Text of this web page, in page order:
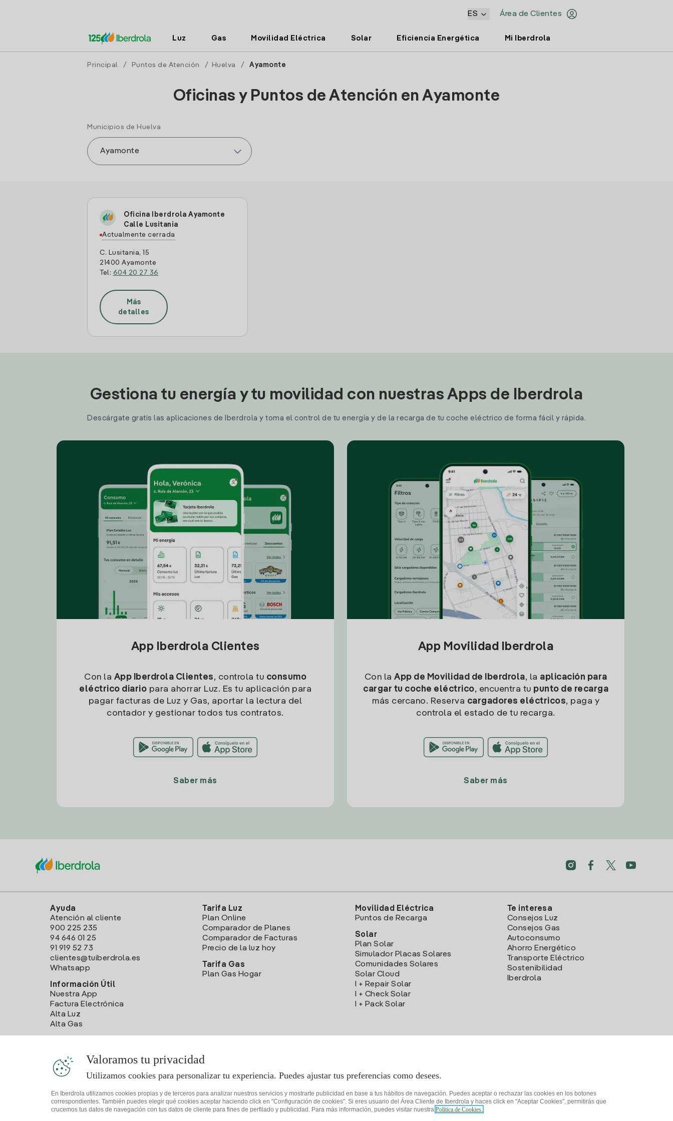
Área de Clientes
ES
Luz Gas Movilidad Eléctrica Solar Eficiencia Energética Mi Iberdrola
Principal / Puntos de Atención / Huelva / Ayamonte
Oficinas y Puntos de Atención en Ayamonte
Municipios de Huelva
Oficina Iberdrola Ayamonte
Calle Lusitania
Actualmente cerrada
C. Lusitania, 15
21400 Ayamonte
Tel: 604 20 27 36
Más
detalles
Gestiona tu energía y tu movilidad con nuestras Apps de Iberdrola
Descárgate gratis las aplicaciones de Iberdrola y toma el control de tu energía y de la recarga de tu coche eléctrico de forma fácil y rápida.
App Iberdrola Clientes
Con la App Iberdrola Clientes, controla tu consumo
eléctrico diario para ahorrar Luz. Es tu aplicación para
pagar facturas de Luz y Gas, aportar la lectura del
contador y gestionar todos tus contratos.
Saber más
App Movilidad Iberdrola
Con la App de Movilidad de Iberdrola, la aplicación para
cargar tu coche eléctrico, encuentra tu punto de recarga
más cercano. Reserva cargadores eléctricos, paga y
controla el estado de tu recarga.
Saber más
Ayuda
Atención al cliente
900 225 235
94 646 01 25
91 919 52 73
clientes@tuiberdrola.es
Whatsapp
Información Útil
Nuestra App
Factura Electrónica
Alta Luz
Alta Gas
Tarifa Luz
Plan Online
Comparador de Planes
Comparador de Facturas
Precio de la luz hoy
Tarifa Gas
Plan Gas Hogar
Movilidad Eléctrica
Puntos de Recarga
Solar
Plan Solar
Simulador Placas Solares
Comunidades Solares
Solar Cloud
I + Repair Solar
I + Check Solar
I + Pack Solar
Te interesa
Consejos Luz
Consejos Gas
Autoconsumo
Ahorro Energético
Transporte Eléctrico
Sostenibilidad
Iberdrola
Valoramos tu privacidad
Utilizamos cookies para personalizar tu experiencia. Puedes ajustar tus preferencias como desees.
En Iberdrola utilizamos cookies propias y de terceros para analizar nuestros servicios y mostrarte publicidad en base a tus hábitos de navegación. Puedes aceptar o rechazar las cookies en los botones
correspondientes. También puedes elegir qué cookies aceptar haciendo click en "Configuración de cookies". Si eres usuario del Área Cliente de Iberdrola y haces click en "Aceptar Cookies", permitirás que
crucemos tus datos de navegación con tus datos de cliente para fines de perfilado y publicidad. Para más información, puedes visitar nuestra Política de Cookies.